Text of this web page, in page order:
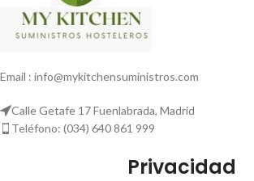
Email : info@mykitchensuministros.com
Calle Getafe 17 Fuenlabrada, Madrid
Teléfono: (034) 640 861 999
Privacidad